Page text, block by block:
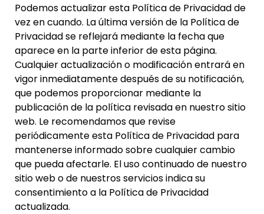
Podemos actualizar esta Política de Privacidad de
vez en cuando. La última versión de la Política de
Privacidad se reflejará mediante la fecha que
aparece en la parte inferior de esta página.
Cualquier actualización o modificación entrará en
vigor inmediatamente después de su notificación,
que podemos proporcionar mediante la
publicación de la política revisada en nuestro sitio
web. Le recomendamos que revise
periódicamente esta Política de Privacidad para
mantenerse informado sobre cualquier cambio
que pueda afectarle. El uso continuado de nuestro
sitio web o de nuestros servicios indica su
consentimiento a la Política de Privacidad
actualizada.